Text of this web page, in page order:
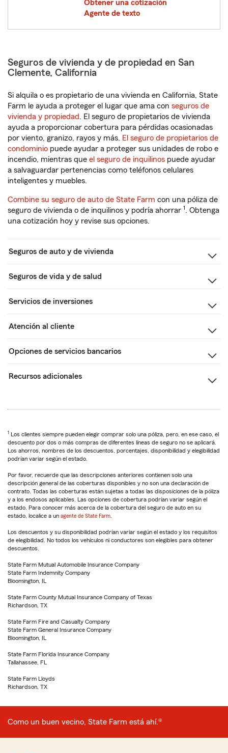
Obtener una cotización
Agente de texto
Seguros de vivienda y de propiedad en San
Clemente, California
Si alquila o es propietario de una vivienda en California, State
Farm le ayuda a proteger el lugar que ama con seguros de
vivienda y propiedad. El seguro de propietarios de vivienda
ayuda a proporcionar cobertura para pérdidas ocasionadas
por viento, granizo, rayos y más. El seguro de propietarios de
condominio puede ayudar a proteger sus unidades de robo e
incendio, mientras que el seguro de inquilinos puede ayudar
a salvaguardar pertenencias como teléfonos celulares
inteligentes y muebles.
Combine su seguro de auto de State Farm con una póliza de
seguro de vivienda o de inquilinos y podría ahorrar 1. Obtenga
una cotización hoy y revise sus opciones.
Seguros de auto y de vivienda
Seguros de vida y de salud
Servicios de inversiones
Atención al cliente
Opciones de servicios bancarios
Recursos adicionales
1 Los clientes siempre pueden elegir comprar solo una póliza, pero, en ese caso, el
descuento por dos o más compras de diferentes líneas de seguro no se aplicará.
Los ahorros, nombres de los descuentos, porcentajes, disponibilidad y elegibilidad
podrían variar según el estado.
Por favor, recuerde que las descripciones anteriores contienen solo una
descripción general de las coberturas disponibles y no son una declaración de
contrato. Todas las coberturas están sujetas a todas las disposiciones de la póliza
y a los endosos aplicables. Las opciones de cobertura podrían variar según el
estado. Para conocer más acerca de la cobertura del seguro de auto en su
estado, localice a un agente de State Farm
Los descuentos y su disponibilidad podrían variar según el estado y los requisitos
de elegibilidad. No todos los vehículos ni conductores son elegibles para obtener
descuentos.
State Farm Mutual Automobile Insurance Company
State Farm Indemnity Company
Bloomington, IL
State Farm County Mutual Insurance Company of Texas
Richardson, TX
State Farm Fire and Casualty Company
State Farm General Insurance Company
Bloomington, IL
State Farm Florida Insurance Company
Tallahassee, FL
State Farm Lloyds
Richardson, TX
Como un buen vecino, State Farm está ahí.®